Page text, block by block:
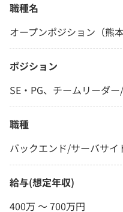
職種名
オープンポジション（熊本
ポジション
SE・PG、チームリーダ
職種
バックエンド/サーバサイ
給与(想定年収)
400万 〜 700万円